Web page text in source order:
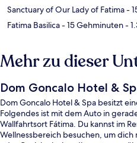
Sanctuary of Our Lady of Fatima-
Fatima Basilica- 15 Gehminuten-
Mehr zu dieser
Dom Goncalo Hotel &
Dom Goncalo Hotel & Spa besitzt
Folgendes ist mit dem Auto in
Wallfahrtsort Fátima. Du kannst im
Wellnessbereich besuchen, um